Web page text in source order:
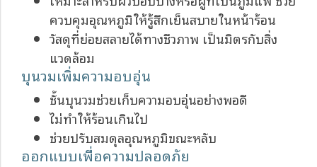
ควบคุมอุณหภูมิให้รู้สึกเย็นสบายในหน้าร้อน
วัสดุที่ย่อยสลายได้ทางชีวภาพ เป็นมิตรกับสิ่ง
แวดล้อม
บุนวมเพิ่มความอบอุ่น
ชั้นบุนวมช่วยเก็บความอบอุ่นอย่างพอดี
ไม่ทำให้ร้อนเกินไป
ช่วยปรับสมดุลอุณหภูมิขณะหลับ
ออกแบบเพื่อความปลอดภัย